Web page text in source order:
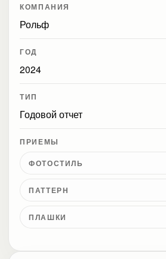
КОМПАНИЯ
Рольф
ГОД
2024
ТИП
Годовой отчет
ПРИЕМЫ
ФОТОСТИЛЬ
ПАТТЕРН
ПЛАШКИ